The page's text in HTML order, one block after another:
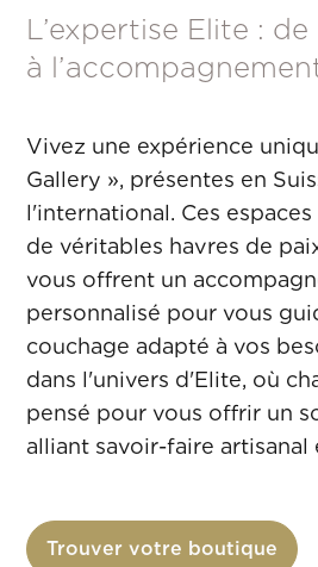
L’expertise Elite :
à
Vivez une expérience
Gallery », présentes en
l'international. Ces
de véritables havres de
vous offrent un
personnalisé pour vous
couchage adapté à vos
dans l'univers d'Elite, où
pensé pour vous offrir un
alliant savoir-faire artisanal
Trouver votre boutique